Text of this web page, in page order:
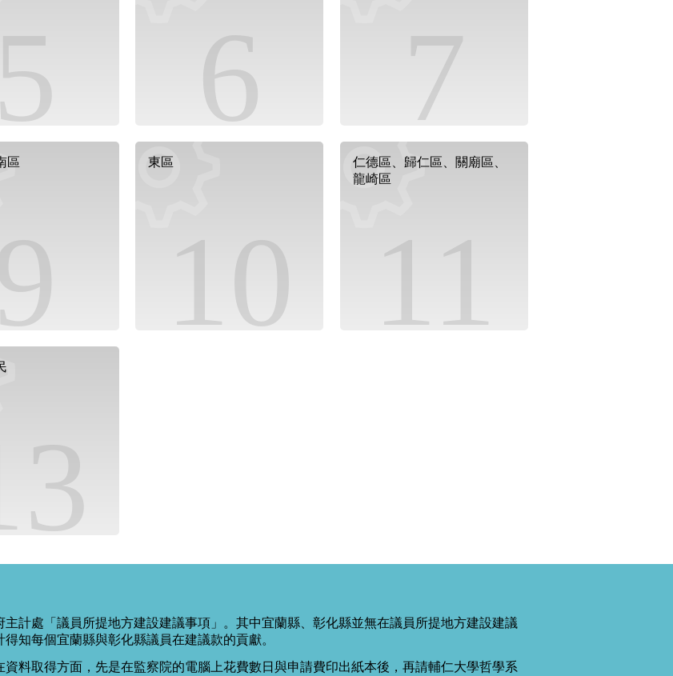
5 6 7
區
10
東區
11
仁德區、歸仁區、關廟區、
龍崎區
主計處「議員所提地方建設建議事項」。其中宜蘭縣、彰化縣並無在議員所提地方建設建議
知每個宜蘭縣與彰化縣議員在建議款的貢獻。
料取得方面，先是在監察院的電腦上花費數日與申請費印出紙本後，再請輔仁大學哲學系